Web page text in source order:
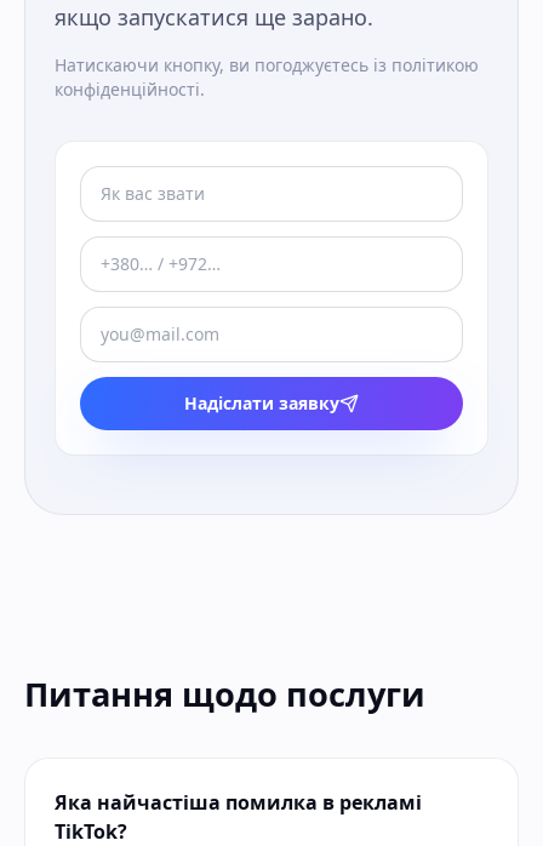
якщо запускатися ще зарано.
Натискаючи кнопку, ви погоджуєтесь із політикою
конфіденційності.
Надіслати заявку
Питання щодо послуги
Яка найчастіша помилка в рекламі
TikTok?